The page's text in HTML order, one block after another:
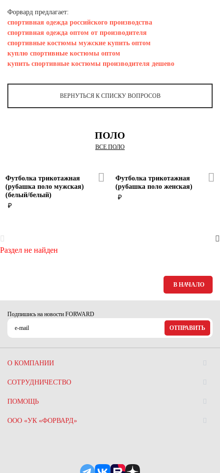
Хакасия (1)
Ханты-Мансийский автономный округ (3)
Челябинская область (2)
Форвард предлагает:
спортивная одежда российского производства
спортивная одежда оптом от производителя
спортивные костюмы мужские купить оптом
куплю спортивные костюмы оптом
купить спортивные костюмы производителя дешево
ВЕРНУТЬСЯ К СПИСКУ ВОПРОСОВ
ПОЛО
ВСЕ ПОЛО
Футболка трикотажная
(рубашка поло мужская)
(белый/белый)
₽
Футболка трикотажная
(рубашка поло женская)
₽
Раздел не найден
В НАЧАЛО
Подпишись на новости FORWARD
ОТПРАВИТЬ
О КОМПАНИИ
СОТРУДНИЧЕСТВО
ПОМОЩЬ
ООО «УК «ФОРВАРД»